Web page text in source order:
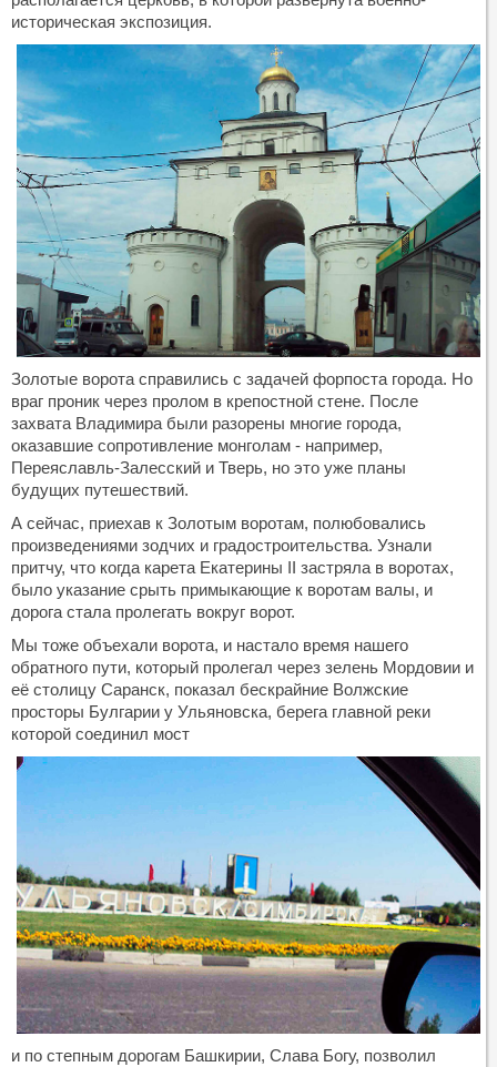
историческая экспозиция.
Золотые ворота справились с задачей форпоста города. Но
враг проник через пролом в крепостной стене. После
захвата Владимира были разорены многие города,
оказавшие сопротивление монголам - например,
Переяславль-Залесский и Тверь, но это уже планы
будущих путешествий.
А сейчас, приехав к Золотым воротам, полюбовались
произведениями зодчих и градостроительства. Узнали
притчу, что когда карета Екатерины II застряла в воротах,
было указание срыть примыкающие к воротам валы, и
дорога стала пролегать вокруг ворот.
Мы тоже объехали ворота, и настало время нашего
обратного пути, который пролегал через зелень Мордовии и
её столицу Саранск, показал бескрайние Волжские
просторы Булгарии у Ульяновска, берега главной реки
которой соединил мост
и по степным дорогам Башкирии, Слава Богу, позволил